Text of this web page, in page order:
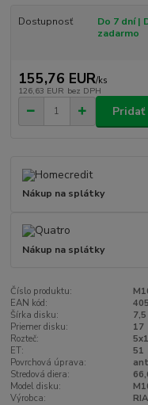
Dostupnosť
Do 7 dní |
zadarmo
155,76 EUR/ks
126,63 EUR bez DPH
Pridať
Nákup na splátky
Nákup na splátky
Číslo produktu:
EAN kód:
Šírka disku:
7,5
Priemer disku:
17
Rozteč:
ET:
51
Povrchová úprava:
Stredová diera:
Model disku:
Výrobca: